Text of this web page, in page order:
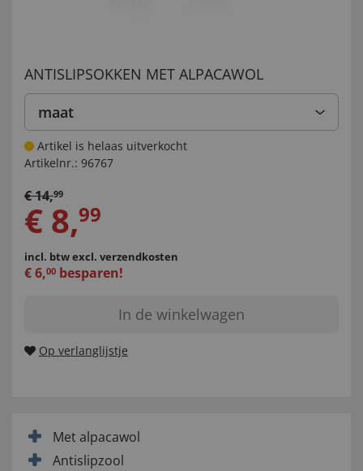
ANTISLIPSOKKEN MET ALPACAWOL
maat
Artikel is helaas uitverkocht
Artikelnr.: 96767
€14,99
€ 8,99
incl. btwexcl. verzendkosten
€6,00 besparen!
In de winkelwagen
Op verlanglijstje
Met alpacawol
Antislipzool